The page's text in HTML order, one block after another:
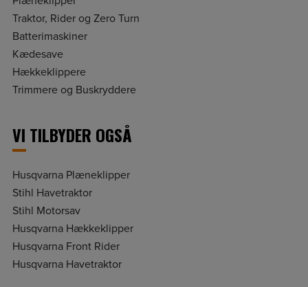
Traktor, Rider og Zero Turn
Batterimaskiner
Kædesave
Hækkeklippere
Trimmere og Buskryddere
VI TILBYDER OGSÅ
Husqvarna Plæneklipper
Stihl Havetraktor
Stihl Motorsav
Husqvarna Hækkeklipper
Husqvarna Front Rider
Husqvarna Havetraktor